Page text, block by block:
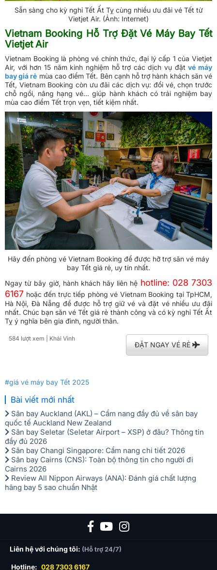
Sẵn sàng cho kỳ nghỉ Tết Ất Tỵ cùng nhiều ưu đãi vé Tết từ
Vietjet Air. (Ảnh: Internet)
Vietnam Booking Hỗ Trợ Đặt Vé Máy Bay Tết
Vietjet Air
Vietnam Booking là phòng vé chính thức, đại lý cấp 1 của Vietjet
Air, với hơn 15 năm kinh nghiệm hỗ trợ các dịch vụ đặtvé máy
bay giá rẻ mùa cao điểm Tết. Bên cạnh hỗ trợ hành khách săn vé
Tết, Vietnam Booking còn ưu đãi các dịch vụ: đổi vé, chọn trước
chỗ ngồi, nâng hạng vé… giúp hành khách có trải nghiệm bay
mùa cao điểm Tết trọn vẹn, tiết kiệm nhất.
Hãy đến phòng vé Vietnam Booking để được hỡ trợ săn vé máy
bay Tết giá rẻ, uy tín nhất.
Ngay từ bây giờ, hành khách hãy liên hệ hotline: 028 7303
6167 hoặc đến trực tiếp phòng vé Vietnam Booking tại TpHCM,
Hà Nội, Đà Nẵng để được hỗ trợ giữ vé và đặt vé nhiều ưu đãi
nhất. Chúc bạn săn vé Tết giá rẻ thành công và có kỳ nghỉ Tết Ất
Tỵ ý nghĩa bên gia đình, người thân.
584 lượt xem | Khải Vinh
ĐẶT NGAY VÉ RẺ
#giá vé máy bay Tết 2025
Bài viết mới nhất
Sân bay Auckland (AKL) – Cẩm nang đầy đủ về sân bay
quốc tế Auckland New Zealand
Sân bay Seletar (Seletar Airport – XSP) ở đâu? Thông tin
đầy đủ 2026
Sân bay Changi Singapore: Cẩm nang chi tiết 2026
Sân bay Cairns (CNS): Toàn bộ thông tin cho người đi
Cairns 2026
Review All Nippon Airways (ANA): Đánh giá chất lượng
hãng bay 5 sao chuẩn Nhật
Liên hệ với chúng tôi: (Hỗ trợ 24/7)
Hotline: 028 7303 6167